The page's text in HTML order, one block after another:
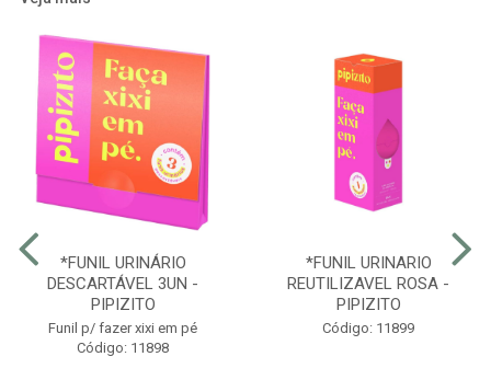
*FUNIL URINÁRIO
DESCARTÁVEL 3UN -
PIPIZITO
Funil p/ fazer xixi em pé
Código: 11898
*FUNIL URINARIO
REUTILIZAVEL ROSA -
PIPIZITO
Código: 11899